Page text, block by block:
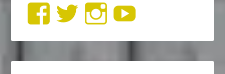
Ver
perfil
de
Ver
perfil
de
Ver
perfil
de